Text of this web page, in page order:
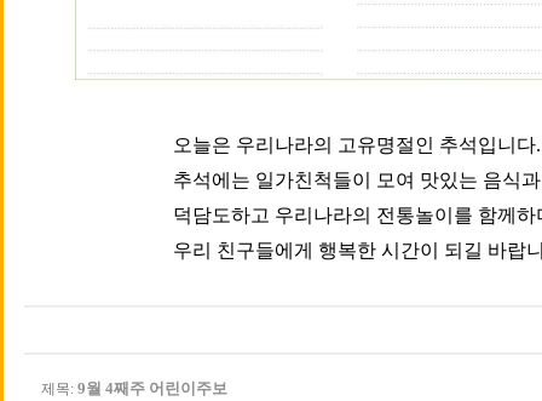
오늘은 우리나라의 고유명절인 추석입니다.
추석에는 일가친척들이 모여 맛있는 음식
덕담도하고 우리나라의 전통놀이를 함께
우리 친구들에게 행복한 시간이 되길 바랍
제목: 9월 4째주 어린이주보